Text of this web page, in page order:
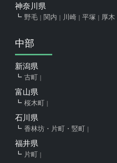
神奈川県
野毛 関内 川崎 平塚 厚木
中部
新潟県
古町
富山県
桜木町
石川県
香林坊・片町・竪町
福井県
片町